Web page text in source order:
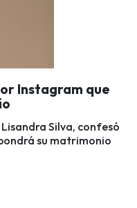
Instagram que
Silva, confesó
su matrimonio